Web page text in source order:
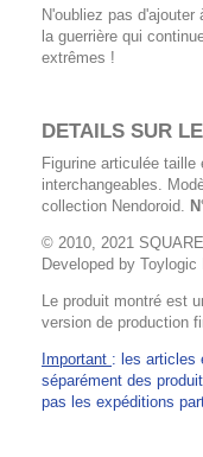
N'oubliez pas d'ajouter
la guerrière qui
extrêmes !
DETAILS SUR
Figurine articulée
interchangeables.
collection Nendoroid.
© 2010, 2021
Developed by Toylogic
Le produit montré est
version de production
Important : les articles
séparément des
pas les expéditions